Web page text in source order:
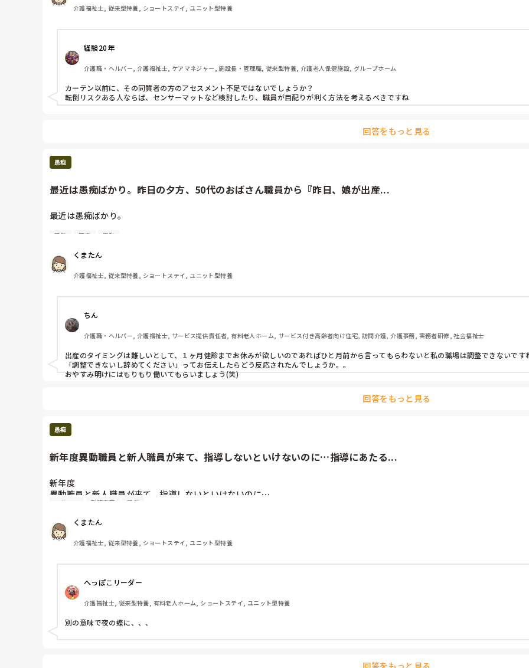
本題になるのですが、『カーテンが』という所の文章で上司より『なぜカーテンを閉めてたのでしょうか？閉めてるとリス
かも疑問です』と書かれたメモが貼ってありました。
月曜日にならないと上司に会わないのですが、意見を言った時に『午睡の時はカーテンしてないじゃないの！』とか『全員
くると予想がつきます。
閉めたくない人やきっちり閉めたい人それぞれいますが、それ以外の人は半分くらいは閉めてます。
ちなみに、その上司は昼休みに入居者のベッドに寝るんです、カーテンをきっちり閉めて←
介護福祉士, 従来型特養, ショートステイ, ユニット型特養
経験20年
介護職・ヘルパー, 介護福祉士, ケアマネジャー, 施設長・管理職, 従来型特養, 介護老人保健施設, グループホーム
カーテン以前に、その同質者の方のアセスメント不足ではないでしょうか？
転倒リスクある人ならば、センサーマットなど検討したり、職員が目配りが利く方法を考えるべきですね
回答をもっと見る
愚痴
最近は愚痴ばかり。昨日の夕方、50代のおばさん職員から『昨日、娘が出産...
最近は愚痴ばかり。
『昨日、娘が出産予定日だったんだけど生まれないから入院したんです。明後日から1か月検診まで休みください。私しか見
予定日なんてわかってたのに、なぜ4月のシフト作る段階で相談しないの？休みたいって影では言ってたそう。でも、シフト
新年度なって新人研修、異動職員の研修してる最中にぎっくり腰で休んでる職員いるから休みをあげれる状況ではないし、
『ダメならやめます』それだけ。
結局、係長と課長と相談して、明日から休んだところで入院中はコロナの関係で病院には行けないでしょうと。
とりあえず、22日から30日までシフト調整。22日前に退院しても調整は無理だからと。
22日からの調整の話したらニコニコしてましたよ💦
辞められるといえば何でも通ると思ってるんですかね？
新年 腰痛 異動
くまたん
介護福祉士, 従来型特養, ショートステイ, ユニット型特養
ちん
介護職・ヘルパー, 介護福祉士, サービス提供責任者, 有料老人ホーム, サービス付き高齢者向け住宅, 訪問介護, 介護事務, 実務者研修, 社会福祉士
出産のタイミングは難しいとして、１ヶ月健診までお休みが欲しいのであればひと月前から言ってもらわないと私の職場は調整できないです
「調整できないし辞めてください」ってお伝えしたらどう反応されたんでしょうか。。
おやすみ明けにはもりもり働いてもらいましょう(笑)
回答をもっと見る
愚痴
新年度異動職員と新人職員が来て、指導しないといけないのに…指導にあたる...
新年度
異動職員と新人職員が来て、指導しないといけないのに…
2週間の休養。
指導出来る人が私しかいないので、申し訳ないけど新人さんからはぎっくり腰の人が復帰するまで他のユニットに預かっても
ぎっくり腰の人は元々椎間板ヘルニアで椎間板が潰れてる状態。そんな状況なのに普段から遊んでるし、このコロナで自粛
&カラオケを夜中まで遊んでたのはインスタで確認済み🤬
休む関係で勤務変更。
今月の私の勤務は遅番11回、夜勤4回
おかげで、月の半分は夜の仕事ですよ！！
ヘルニア 勤務変更 新年
くまたん
介護福祉士, 従来型特養, ショートステイ, ユニット型特養
へっぽこリーダー
介護福祉士, 従来型特養, 有料老人ホーム, ショートステイ, ユニット型特養
別の意味で夜の蝶に、、、